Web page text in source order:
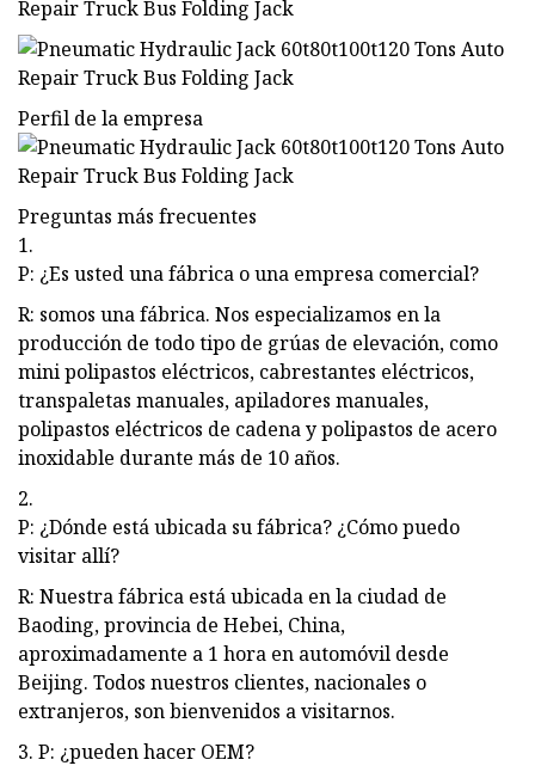
Perfil de la empresa
Preguntas más frecuentes
1.
P: ¿Es usted una fábrica o una empresa comercial?
R: somos una fábrica. Nos especializamos en la
producción de todo tipo de grúas de elevación, como
mini polipastos eléctricos, cabrestantes eléctricos,
transpaletas manuales, apiladores manuales,
polipastos eléctricos de cadena y polipastos de acero
inoxidable durante más de 10 años.
2.
P: ¿Dónde está ubicada su fábrica? ¿Cómo puedo
visitar allí?
R: Nuestra fábrica está ubicada en la ciudad de
Baoding, provincia de Hebei, China,
aproximadamente a 1 hora en automóvil desde
Beijing. Todos nuestros clientes, nacionales o
extranjeros, son bienvenidos a visitarnos.
3. P: ¿pueden hacer OEM?